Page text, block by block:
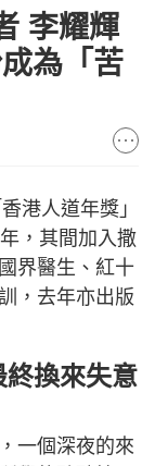
李耀輝
為「苦
港人道年獎」
，其間加入撒
界醫生、紅十
，去年亦出版
終換來失意
一個深夜的來